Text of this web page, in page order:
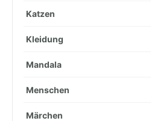
Katzen
Kleidung
Mandala
Menschen
Märchen